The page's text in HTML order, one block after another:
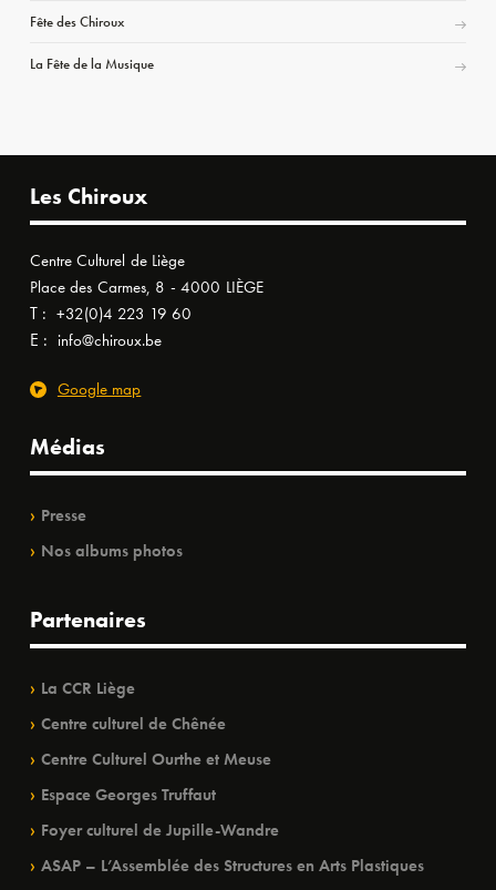
Fête des Chiroux
La Fête de la Musique
Les Chiroux
Centre Culturel de Liège
Place des Carmes, 8 - 4000 LIÈGE
T : +32(0)4 223 19 60
E : info@chiroux.be
Google map
Médias
Presse
Nos albums photos
Partenaires
La CCR Liège
Centre culturel de Chênée
Centre Culturel Ourthe et Meuse
Espace Georges Truffaut
Foyer culturel de Jupille-Wandre
ASAP – L’Assemblée des Structures en Arts Plastiques